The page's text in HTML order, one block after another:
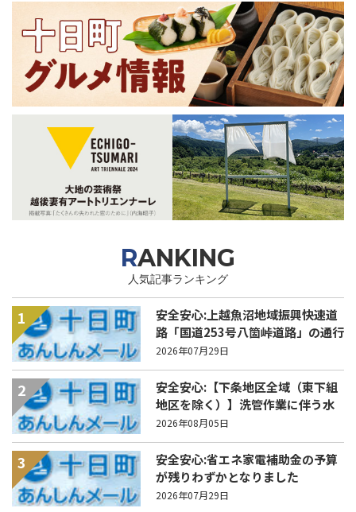
RANKING
人気記事ランキング
1
安全安心:上越魚沼地域振興快速道
路「国道253号八箇峠道路」の通行
規制について
2026年07月29日
2
安全安心:【下条地区全域（東下組
地区を除く）】洗管作業に伴う水
道の濁りの発生について
2026年08月05日
3
安全安心:省エネ家電補助金の予算
が残りわずかとなりました
2026年07月29日